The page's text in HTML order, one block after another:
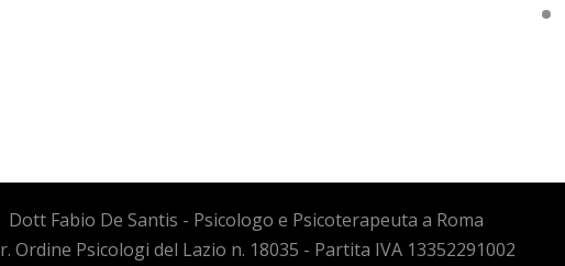
Dott Fabio De Santis - Psicologo e Psicoterapeuta a Roma
Ordine Psicologi del Lazio n. 18035 - Partita IVA 13352291002